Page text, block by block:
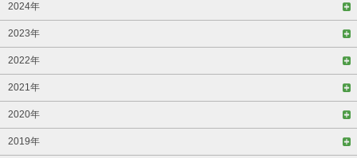
2024年
2023年
2022年
2021年
2020年
2019年